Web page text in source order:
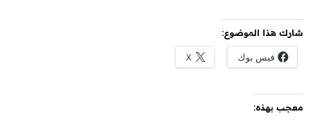
شارك هذا الموضوع:
فيس بوك X
معجب بهذه: